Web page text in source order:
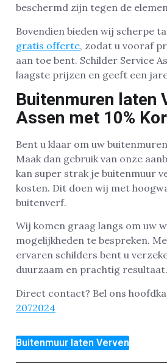
beschermd zijn tegen de
Bovendien bieden wij scherpe
gratis offerte, zodat u vooraf
aan toe bent. Schilder Service
laagste prijzen en geeft een
Buitenmuren laten
Assen met 10%
Bent u klaar om uw
Maak dan gebruik van onze
kan super strak je buitenmuur
kosten. Dit doen wij met
buitenverf.
Wij komen graag langs om uw
mogelijkheden te bespreken.
ervaren schilders bent u
duurzaam en prachtig resultaat.
Direct contact? Bel ons
2072024
Buitenmuur laten Verven